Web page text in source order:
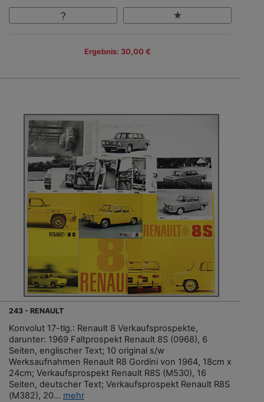
Ergebnis: 30,00 €
243 - RENAULT
Konvolut 17-tlg.: Renault 8 Verkaufsprospekte,
darunter: 1969 Faltprospekt Renault 8S (0968), 6
Seiten, englischer Text; 10 original s/w
Werksaufnahmen Renault R8 Gordini von 1964, 18cm x
24cm; Verkaufsprospekt Renault R8S (M530), 16
Seiten, deutscher Text; Verkaufsprospekt Renault R8S
(M382), 20... mehr